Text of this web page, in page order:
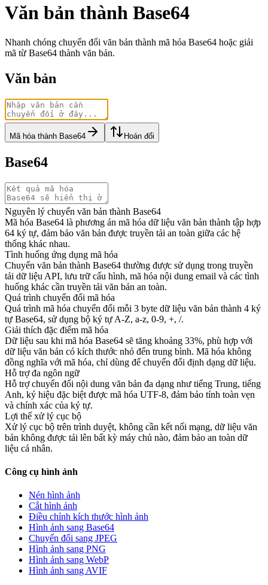
Tìm kiếm nhanh công cụ
Văn bản thành Base64
Nhanh chóng chuyển đổi văn bản thành mã hóa Base64 hoặc giải
mã từ Base64 thành văn bản.
Văn bản
Mã hóa thành Base64 Hoán đổi
Base64
Nguyên lý chuyển văn bản thành Base64
Mã hóa Base64 là phương án mã hóa dữ liệu văn bản thành tập hợp
64 ký tự, đảm bảo văn bản được truyền tải an toàn giữa các hệ
thống khác nhau.
Tình huống ứng dụng mã hóa
Chuyển văn bản thành Base64 thường được sử dụng trong truyền
tải dữ liệu API, lưu trữ cấu hình, mã hóa nội dung email và các tình
huống khác cần truyền tải văn bản an toàn.
Quá trình chuyển đổi mã hóa
Quá trình mã hóa chuyển đổi mỗi 3 byte dữ liệu văn bản thành 4 ký
tự Base64, sử dụng bộ ký tự A-Z, a-z, 0-9, +, /.
Giải thích đặc điểm mã hóa
Dữ liệu sau khi mã hóa Base64 sẽ tăng khoảng 33%, phù hợp với
dữ liệu văn bản có kích thước nhỏ đến trung bình. Mã hóa không
đồng nghĩa với mã hóa, chỉ dùng để chuyển đổi định dạng dữ liệu.
Hỗ trợ đa ngôn ngữ
Hỗ trợ chuyển đổi nội dung văn bản đa dạng như tiếng Trung, tiếng
Anh, ký hiệu đặc biệt được mã hóa UTF-8, đảm bảo tính toàn vẹn
và chính xác của ký tự.
Lợi thế xử lý cục bộ
Xử lý cục bộ trên trình duyệt, không cần kết nối mạng, dữ liệu văn
bản không được tải lên bất kỳ máy chủ nào, đảm bảo an toàn dữ
liệu cá nhân.
Công cụ hình ảnh
Nén hình ảnh
Cắt hình ảnh
Điều chỉnh kích thước hình ảnh
Hình ảnh sang Base64
Chuyển đổi sang JPEG
Hình ảnh sang PNG
Hình ảnh sang WebP
Hình ảnh sang AVIF